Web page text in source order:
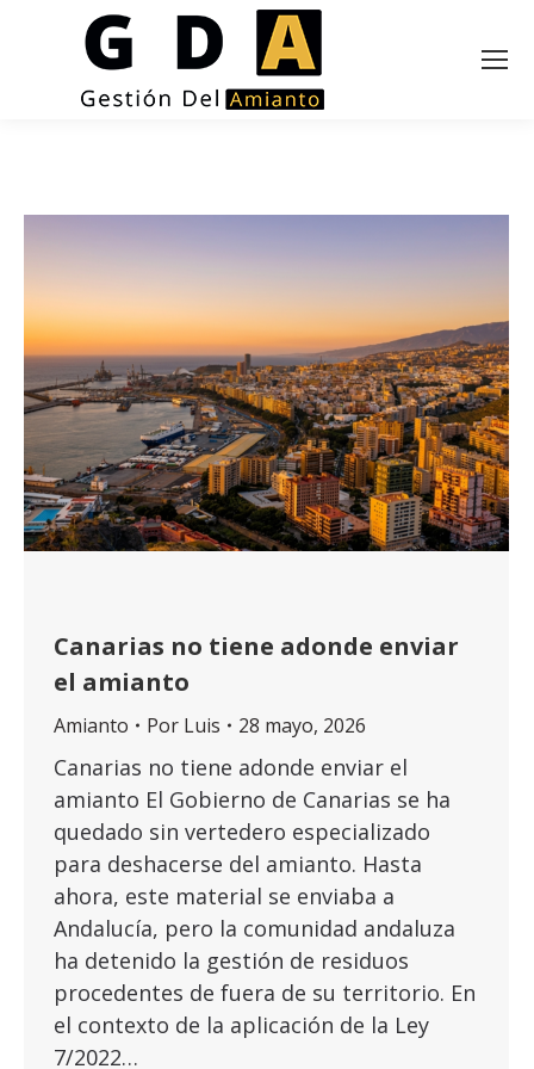
Canarias no tiene adonde enviar
el amianto
Amianto Por Luis 28 mayo, 2026
Canarias no tiene adonde enviar el
amianto El Gobierno de Canarias se ha
quedado sin vertedero especializado
para deshacerse del amianto. Hasta
ahora, este material se enviaba a
Andalucía, pero la comunidad andaluza
ha detenido la gestión de residuos
procedentes de fuera de su territorio. En
el contexto de la aplicación de la Ley
7/2022…